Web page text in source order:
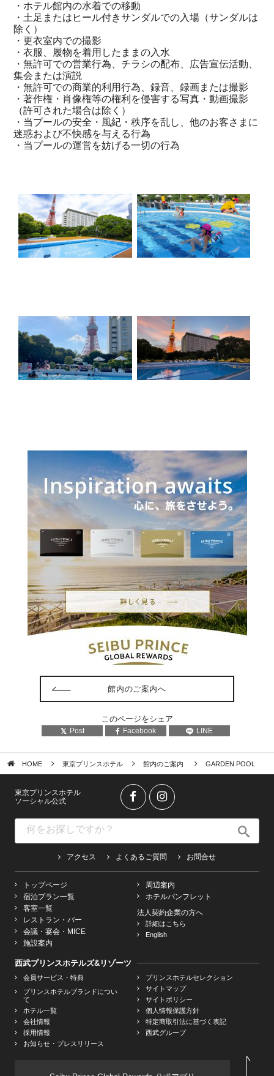
・ホテル館内の水着での移動
・土足またはヒール付きサンダルでの入場（サンダルは
除く）
・更衣室内での撮影
・衣服、履物を着用したままの入水
・無許可での営業行為、チラシの配布、広告宣伝活動、
集会または演説
・無許可での商業的利用行為、録音、録画または撮影
・著作権・肖像権等の権利を侵害する写真・動画撮影
（許可された場合は除く）
・当プールの安全・風紀・秩序を乱し、他のお客さまに
迷惑および不快感を与える行為
・当プールの運営を妨げる一切の行為
館内のご案内へ
このページをシェア
Post Facebook LINE
HOME 東京プリンスホテル 館内のご案内 GARDEN POOL
東京プリンスホテル
ソーシャル公式
アクセス よくあるご質問 お問合せ
トップページ
宿泊プラン一覧
客室一覧
レストラン・バー
会議・宴会・MICE
施設案内
周辺案内
ホテルパンフレット
法人契約企業の方へ
詳細はこちら
English
西武プリンスホテルズ&リゾーツ
会員サービス・特典
プリンスホテルブランドについ
て
ホテル一覧
会社情報
採用情報
お知らせ・プレスリリース
プリンスホテルセレクション
サイトマップ
サイトポリシー
個人情報保護方針
特定商取引法に基づく表記
西武グループ